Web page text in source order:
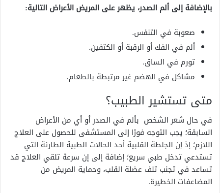
بالإضافة إلى ألم الصدر، يظهر على المريض الأعراض التالية:
صعوبة في التنفس.
ألم في الفك أو الرقبة أو الكتفين.
تورم في الساق.
مشاكل في الهضم غير مرتبطة بالطعام.
متى تستشير الطبيب؟
في حال شعر الشخص بألم في الصدر أو أي من الأعراض
السابقة؛ يجب التوجه فورًا إلى المستشفى للحصول على العلاج
اللازم؛ إذ إن الجلطة القلبية أحد الحالات الطبية الطارئة التي
تستدعي تدخل طبي سريع؛ إضافة إلى إن سرعة تلقي العلاج قد
تساعد في تجنب تلف عضلة القلب، وحماية المريض من
المضاعفات الخطيرة.